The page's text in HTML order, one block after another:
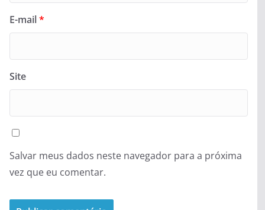
E-mail*
Site
Salvar meus dados neste navegador para a próxima
vez que eu comentar.